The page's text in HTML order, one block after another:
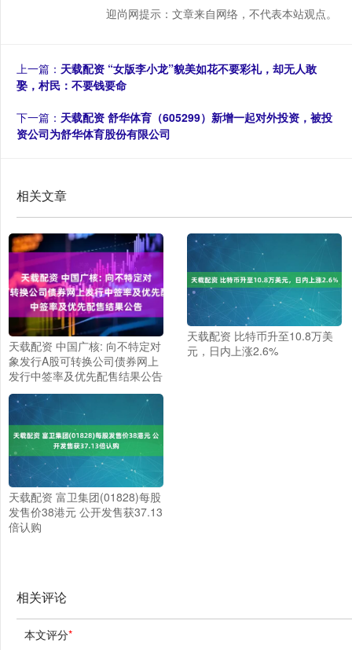
迎尚网提示：文章来自网络，不代表本站观点。
上一篇： 天载配资 “女版李小龙”貌美如花不要彩礼，却无人敢
娶，村民：不要钱要命
下一篇： 天载配资 舒华体育（605299）新增一起对外投资，被投
资公司为舒华体育股份有限公司
相关文章
天载配资 中国广核: 向不特定对
象发行A股可转换公司债券网上
发行中签率及优先配售结果公告
天载配资 比特币升至10.8万美
元，日内上涨2.6%
天载配资 富卫集团(01828)每股
发售价38港元 公开发售获37.13
倍认购
相关评论
本文评分*